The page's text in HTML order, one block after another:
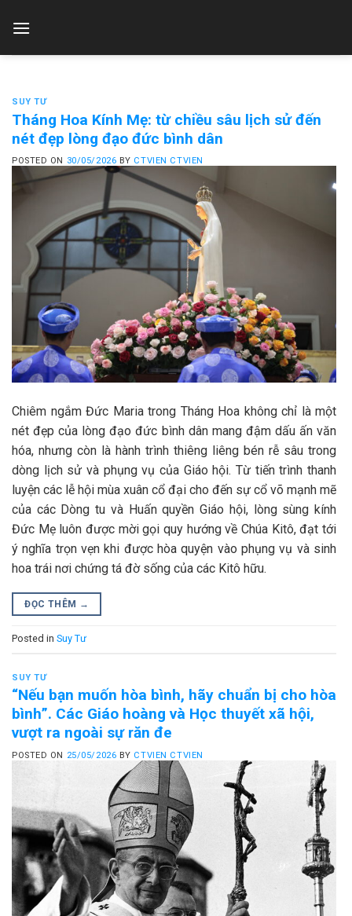
SUY TƯ
Tháng Hoa Kính Mẹ: từ chiều sâu lịch sử đến
nét đẹp lòng đạo đức bình dân
POSTED ON 30/05/2026 BY CTVIEN CTVIEN
Chiêm ngắm Đức Maria trong Tháng Hoa không chỉ là một
nét đẹp của lòng đạo đức bình dân mang đậm dấu ấn văn
hóa, nhưng còn là hành trình thiêng liêng bén rễ sâu trong
dòng lịch sử và phụng vụ của Giáo hội. Từ tiến trình thanh
luyện các lễ hội mùa xuân cổ đại cho đến sự cổ võ mạnh mẽ
của các Dòng tu và Huấn quyền Giáo hội, lòng sùng kính
Đức Mẹ luôn được mời gọi quy hướng về Chúa Kitô, đạt tới
ý nghĩa trọn vẹn khi được hòa quyện vào phụng vụ và sinh
hoa trái nơi chứng tá đờ sống của các Kitô hữu.
ĐỌC THÊM →
Posted in Suy Tư
SUY TƯ
“Nếu bạn muốn hòa bình, hãy chuẩn bị cho hòa
bình”. Các Giáo hoàng và Học thuyết xã hội,
vượt ra ngoài sự răn đe
POSTED ON 25/05/2026 BY CTVIEN CTVIEN